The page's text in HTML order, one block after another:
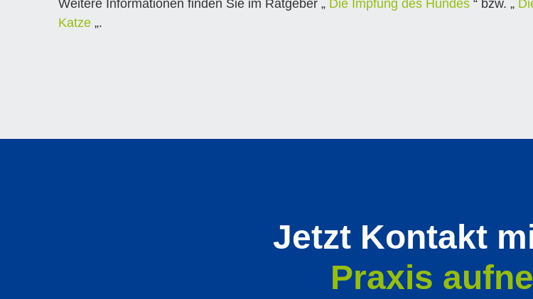
Weitere Informationen finden Sie im Ratgeber „ Die Impfung des Hundes “ bzw. „
Katze „.
Jetzt Kontakt
Praxis